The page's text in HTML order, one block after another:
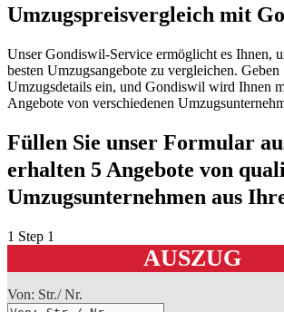
Umzugspreisvergleich mit
Unser Gondiswil-Service ermöglicht es Ihnen,
besten Umzugsangebote zu vergleichen.
Umzugsdetails ein, und Gondiswil wird Ihnen
Angebote von verschiedenen
Füllen Sie unser Formular
erhalten 5 Angebote von
Umzugsunternehmen aus
1 Step 1
AUSZUG
Von: Str./ Nr.